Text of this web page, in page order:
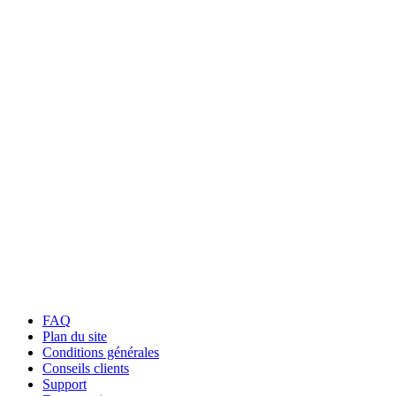
FAQ
Plan du site
Conditions générales
Conseils clients
Support